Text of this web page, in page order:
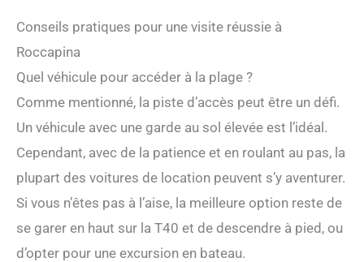
Conseils pratiques pour une visite réussie à
Roccapina
Quel véhicule pour accéder à la plage ?
Comme mentionné, la piste d’accès peut être un défi.
Un véhicule avec une garde au sol élevée est l’idéal.
Cependant, avec de la patience et en roulant au pas, la
plupart des voitures de location peuvent s’y aventurer.
Si vous n’êtes pas à l’aise, la meilleure option reste de
se garer en haut sur la T40 et de descendre à pied, ou
d’opter pour une excursion en bateau.